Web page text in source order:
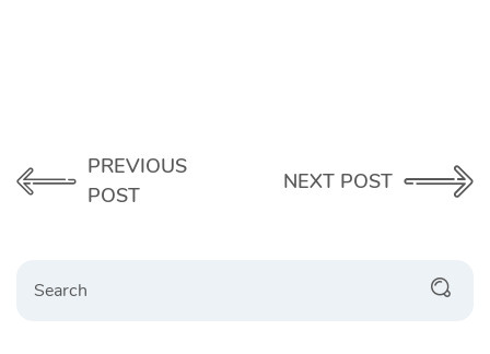
PREVIOUS
POST
NEXT POST